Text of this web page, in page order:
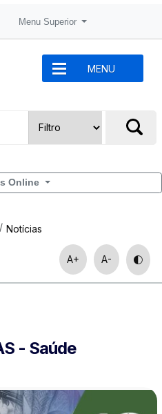
Menu Superior
MENU
Online
Notícias
A+ A-
- Saúde